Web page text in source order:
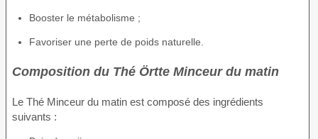
Booster le métabolisme ;
Favoriser une perte de poids naturelle.
Composition du Thé Örtte Minceur du matin
Le Thé Minceur du matin est composé des ingrédients
suivants :